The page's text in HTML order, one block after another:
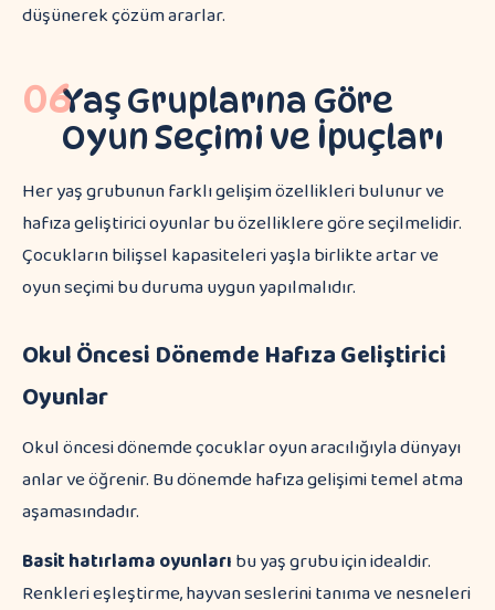
düşünerek çözüm ararlar.
06Yaş Gruplarına Göre
Oyun Seçimi ve İpuçları
Her yaş grubunun farklı gelişim özellikleri bulunur ve
hafıza geliştirici oyunlar bu özelliklere göre seçilmelidir.
Çocukların bilişsel kapasiteleri yaşla birlikte artar ve
oyun seçimi bu duruma uygun yapılmalıdır.
Okul Öncesi Dönemde Hafıza Geliştirici
Oyunlar
Okul öncesi dönemde çocuklar oyun aracılığıyla dünyayı
anlar ve öğrenir. Bu dönemde hafıza gelişimi temel atma
aşamasındadır.
Basit hatırlama oyunlarıbu yaş grubu için idealdir.
Renkleri eşleştirme, hayvan seslerini tanıma ve nesneleri